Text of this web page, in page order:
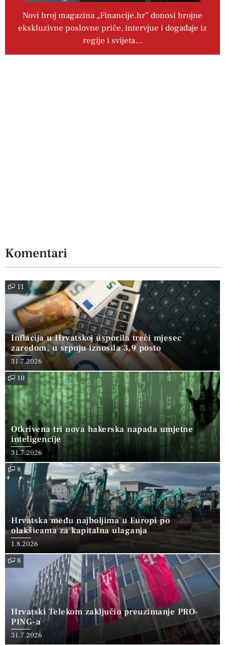
Novi broj magazina „Financije.hr” donosi brojne
ekskluzivne poslovne priče, intervjue i događaje iz
regije i svijeta…
Komentari
11
Inflacija u Hrvatskoj usporila treći mjesec
zaredom, u srpnju iznosila 3,9 posto
31.7.2026
10
Otkrivena tri nova hakerska napada umjetne
inteligencije
31.7.2026
8
Hrvatska među najboljima u Europi po
olakšicama za kapitalna ulaganja
1.8.2026
8
Hrvatski Telekom zaključio preuzimanje PRO-
PING-a
31.7.2026